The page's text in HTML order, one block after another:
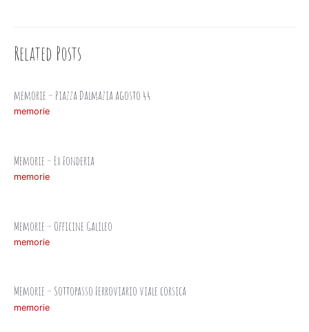
Related Posts
memorie – Piazza Dalmazia agosto 44
memorie
Memorie – Ex Fonderia
memorie
Memorie – Officine Galileo
memorie
Memorie – Sottopasso Ferroviario viale corsica
memorie